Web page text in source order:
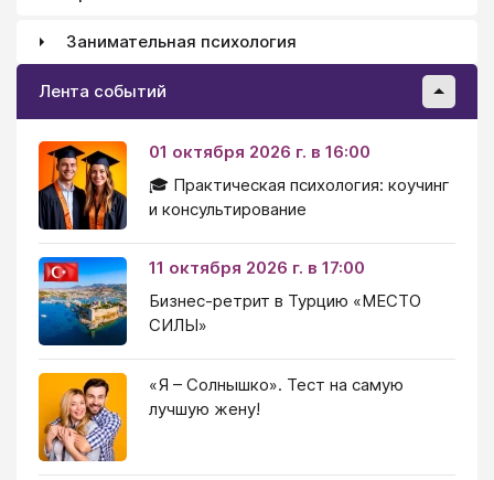
Занимательная психология
Лента событий
01 октября 2026 г. в 16:00
🎓 Практическая психология: коучинг
и консультирование
11 октября 2026 г. в 17:00
Бизнес-ретрит в Турцию «МЕСТО
СИЛЫ»
«Я – Солнышко». Тест на самую
лучшую жену!